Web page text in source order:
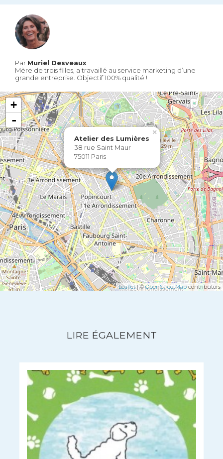
Par Muriel Desveaux
Mère de trois filles, a travaillé au service marketing d’une
grande entreprise. Objectif 100% qualité !
×
Atelier des Lumières
38 rue Saint Maur
75011 Paris
+
-
Leaflet| ©OpenStreetMapcontributors
LIRE ÉGALEMENT